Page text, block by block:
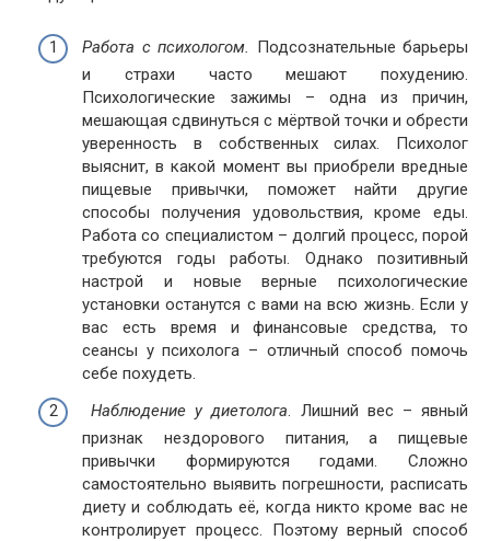
Работа с психологом. Подсознательные барьеры
и страхи часто мешают похудению.
Психологические зажимы – одна из причин,
мешающая сдвинуться с мёртвой точки и обрести
уверенность в собственных силах. Психолог
выяснит, в какой момент вы приобрели вредные
пищевые привычки, поможет найти другие
способы получения удовольствия, кроме еды.
Работа со специалистом – долгий процесс, порой
требуются годы работы. Однако позитивный
настрой и новые верные психологические
установки останутся с вами на всю жизнь. Если у
вас есть время и финансовые средства, то
сеансы у психолога – отличный способ помочь
себе похудеть.
Наблюдение у диетолога. Лишний вес – явный
признак нездорового питания, а пищевые
привычки формируются годами. Сложно
самостоятельно выявить погрешности, расписать
диету и соблюдать её, когда никто кроме вас не
контролирует процесс. Поэтому верный способ